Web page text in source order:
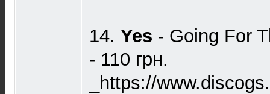
14. Yes - Going For
- 110 грн.
_https://